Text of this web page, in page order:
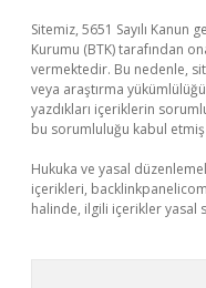
Sitemiz, 5651 Sayılı
Kurumu (BTK) tarafından
vermektedir. Bu nedenle,
veya araştırma
yazdıkları içeriklerin
bu sorumluluğu kabul etmiş
Hukuka ve yasal
içerikleri,
halinde, ilgili içerikler yasal